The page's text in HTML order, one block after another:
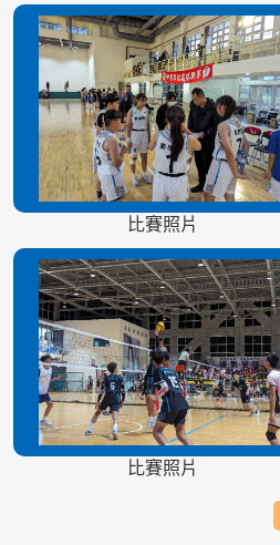
比賽照片
比賽照片